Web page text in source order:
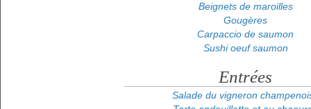
Beignets de maroilles
Gougères
Carpaccio de saumon
Sushi oeuf saumon
Entrées
Salade du vigneron